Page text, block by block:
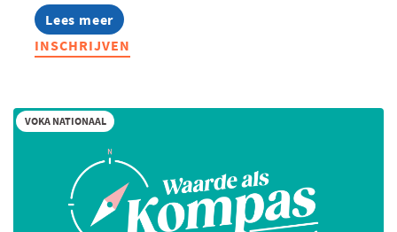
Lees meer
about
Voka
Rentrée:
2035
INSCHRIJVEN
VOKA NATIONAAL